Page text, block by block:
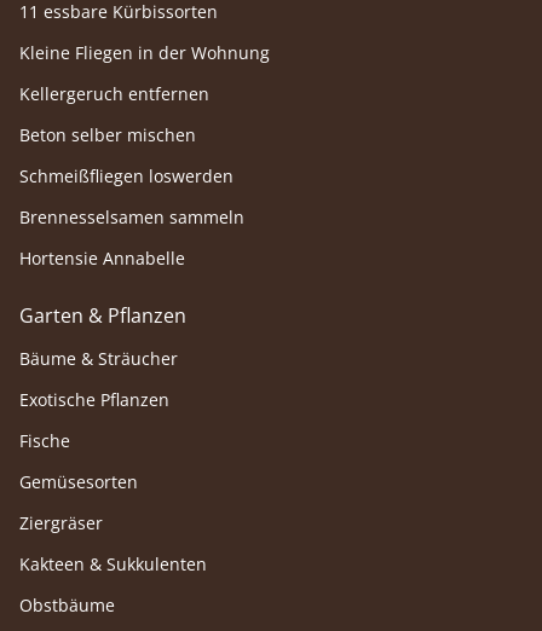
11 essbare Kürbissorten
Kleine Fliegen in der Wohnung
Kellergeruch entfernen
Beton selber mischen
Schmeißfliegen loswerden
Brennesselsamen sammeln
Hortensie Annabelle
Garten & Pflanzen
Bäume & Sträucher
Exotische Pflanzen
Fische
Gemüsesorten
Ziergräser
Kakteen & Sukkulenten
Obstbäume